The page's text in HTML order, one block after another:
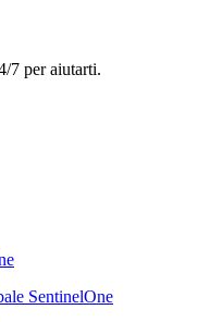
7 per aiutarti.
SentinelOne